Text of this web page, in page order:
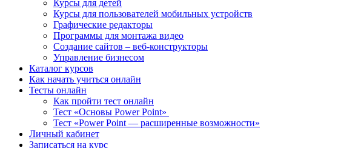
Курсы для детей
Курсы для пользователей мобильных устройств
Графические редакторы
Программы для монтажа видео
Создание сайтов – веб-конструкторы
Управление бизнесом
Каталог курсов
Как начать учиться онлайн
Тесты онлайн
Как пройти тест онлайн
Тест «Основы Power Point»
Тест «Power Point — расширенные возможности»
Личный кабинет
Записаться на курс